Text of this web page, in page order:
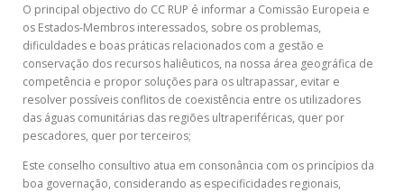
O principal objectivo do CC RUP é informar a Comissão Europeia e
os Estados-Membros interessados, sobre os problemas,
dificuldades e boas práticas relacionados com a gestão e
conservação dos recursos haliêuticos, na nossa área geográfica de
competência e propor soluções para os ultrapassar, evitar e
resolver possíveis conflitos de coexistência entre os utilizadores
das águas comunitárias das regiões ultraperiféricas, quer por
pescadores, quer por terceiros;
Este conselho consultivo atua em consonância com os princípios da
boa governação, considerando as especificidades regionais,